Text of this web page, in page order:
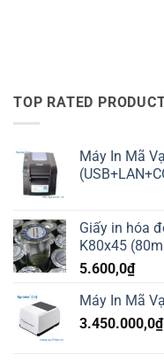
TOP RATED
Máy In Mã
Giấy in hóa
K80x45
5.600,0₫
Máy In Mã
3.450.000,0₫